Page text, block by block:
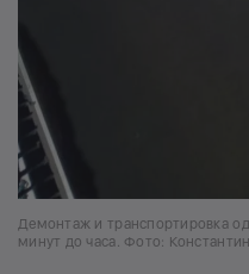
Демонтаж и транспортировка
минут до часа. Фото: